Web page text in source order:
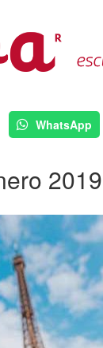
WhatsApp
2019